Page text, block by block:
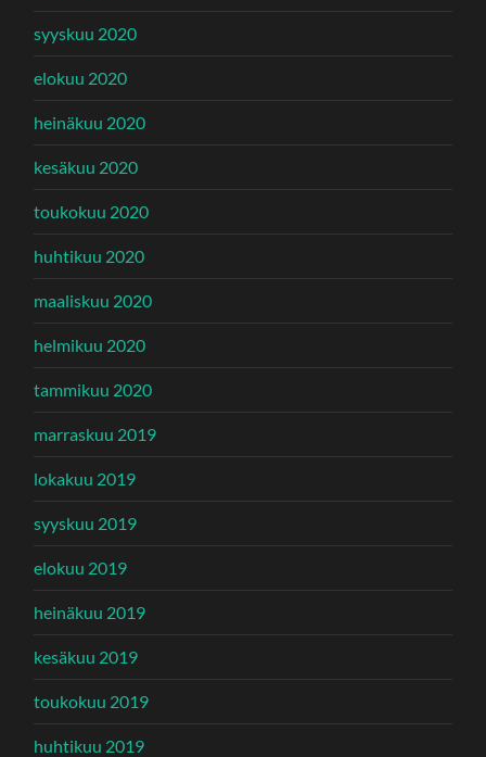
syyskuu 2020
elokuu 2020
heinäkuu 2020
kesäkuu 2020
toukokuu 2020
huhtikuu 2020
maaliskuu 2020
helmikuu 2020
tammikuu 2020
marraskuu 2019
lokakuu 2019
syyskuu 2019
elokuu 2019
heinäkuu 2019
kesäkuu 2019
toukokuu 2019
huhtikuu 2019